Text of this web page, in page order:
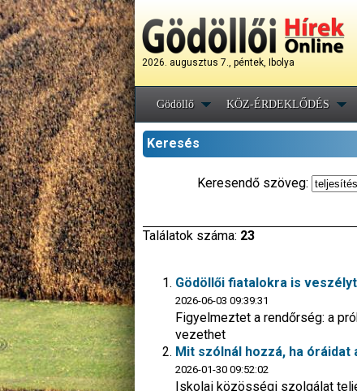
2026. augusztus 7., péntek, Ibolya
Gödöllő KÖZ-ÉRDEKLŐDÉS
Keresés
Keresendő szöveg:
Találatok száma: 23
Gödöllői fiatalokra is
2026-06-03 09:39:31
Figyelmeztet a rendőrség: a
vezethet
Mit szólnál hozzá, ha
2026-01-30 09:52:02
Iskolai közösségi szolgálat